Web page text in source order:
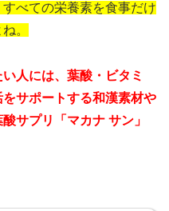
べての栄養素を食事だけ
。
人には、 葉酸・ビタミ
サポートする和漢素材や
サプリ「マカナ サン」